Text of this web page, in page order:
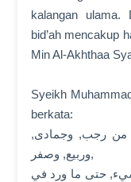
kalangan ulama.
bid’ah mencakup
Min Al-Akhthaa
Syeikh
berkata:
من رجب, وجمادى,
وربيع, وصفر,
حتى ما ورد في